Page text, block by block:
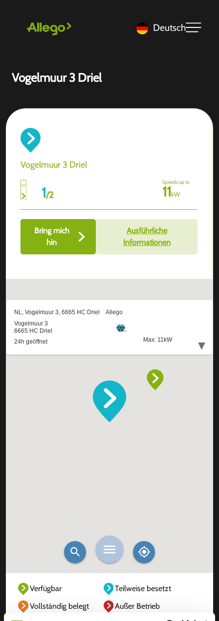
Deutsch
Vogelmuur 3 Driel
Vogelmuur 3 Driel
1/2
Speeds up to
11kW
Bring mich
hin
Ausführliche
Informationen
Verfügbar
Teilweise besetzt
Vollständig belegt
Außer Betrieb